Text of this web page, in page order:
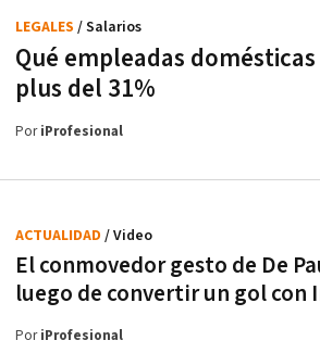
Qué empleadas
plus del 31%
LEGALES / Salarios
PoriProfesional
El conmovedor gesto de De
luego de convertir un gol con
ACTUALIDAD / Video
PoriProfesional